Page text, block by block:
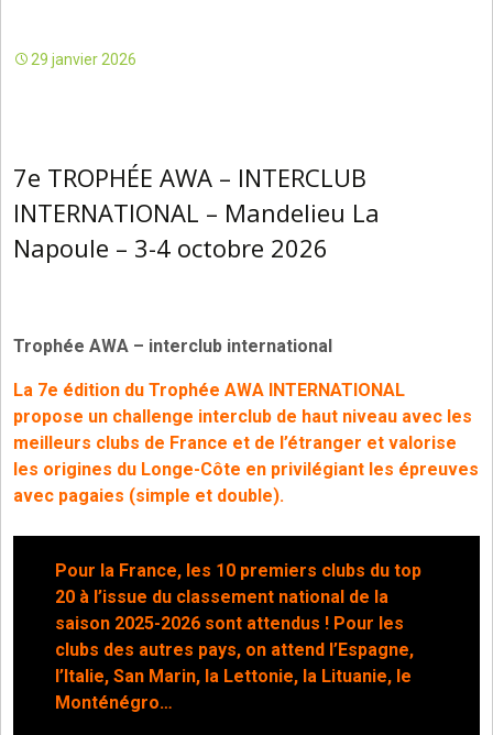
29 janvier 2026
7e TROPHÉE AWA – INTERCLUB
INTERNATIONAL – Mandelieu La
Napoule – 3-4 octobre 2026
Trophée AWA – interclub international
La 7e édition du Trophée AWA INTERNATIONAL
propose un challenge interclub de haut niveau avec les
meilleurs clubs de France et de l’étranger et valorise
les origines du Longe-Côte en privilégiant les épreuves
avec pagaies (simple et double).
Pour la France, les 10 premiers clubs du top
20 à l’issue du classement national de la
saison 2025-2026 sont attendus ! Pour les
clubs des autres pays, on attend l’Espagne,
l’Italie, San Marin, la Lettonie, la Lituanie, le
Monténégro…